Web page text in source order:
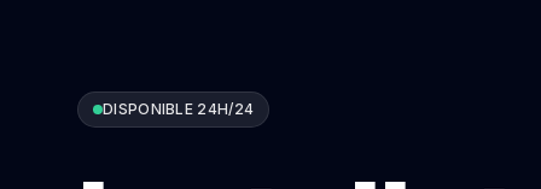
DISPONIBLE 24H/24